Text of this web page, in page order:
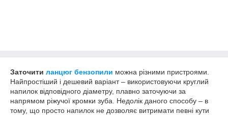
Заточити ланцюг бензопили можна різними пристроями.
Найпростіший і дешевий варіант – використовуючи круглий
напилок відповідного діаметру, плавно заточуючи за
напрямом ріжучої кромки зуба. Недолік даного способу – в
тому, що просто напилок не дозволяє витримати певні кути